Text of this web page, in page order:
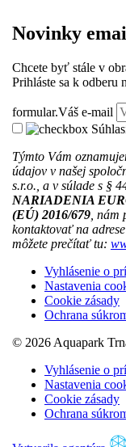
Novinky
Chcete byť stále v
Prihláste sa k odberu
formular.Váš e-mail
Týmto Vám
údajov v našej
s.r.o., a v súlade s §
NARIADENIA
(EÚ) 2016/679 ,
kontaktovať na adrese
môžete prečítať tu:
Vyhlásenie o
Nastavenia
Cookie zásady
Ochrana
© 2026 Aquapark
Vyhlásenie o
Nastavenia
Cookie zásady
Ochrana